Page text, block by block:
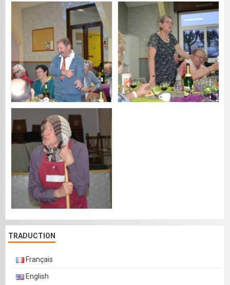
TRADUCTION
Français
English